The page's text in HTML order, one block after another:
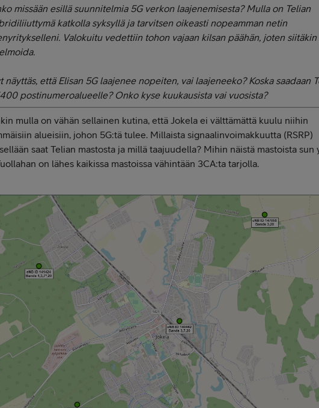
missään esillä suunnitelmia 5G verkon laajenemisesta? Mulla on Telian
katkolla syksyllä ja tarvitsen oikeasti nopeamman netin
Valokuitu vedettiin tohon vajaan kilsan päähän, joten siitäkin
näyttäs, että Elisan 5G laajenee nopeiten, vai laajeneeko? Koska saadaan
postinumeroalueelle? Onko kyse kuukausista vai vuosista?
mulla on vähän sellainen kutina, että Jokela ei välttämättä kuulu niihin
alueisiin, johon 5G:tä tulee. Millaista signaalinvoimakkuutta (RSRP)
saat Telian mastosta ja millä taajuudella? Mihin näistä mastoista sun
on lähes kaikissa mastoissa vähintään 3CA:ta tarjolla.